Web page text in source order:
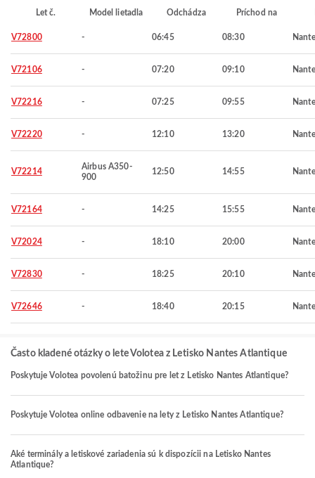
Let č. Model lietadla Odchádza Príchod na
V72800 - 06:45 08:30
V72106 - 07:20 09:10
V72216 - 07:25 09:55
V72220 - 12:10 13:20
V72214
Airbus A350-
900
12:50 14:55
V72164 - 14:25 15:55
V72024 - 18:10 20:00
V72830 - 18:25 20:10
V72646 - 18:40 20:15
Často kladené otázky o lete Volotea z Letisko Nantes Atlantique
Poskytuje Volotea povolenú batožinu pre let z Letisko Nantes Atlantique?
Poskytuje Volotea online odbavenie na lety z Letisko Nantes Atlantique?
Aké terminály a letiskové zariadenia sú k dispozícii na Letisko Nantes
Atlantique?